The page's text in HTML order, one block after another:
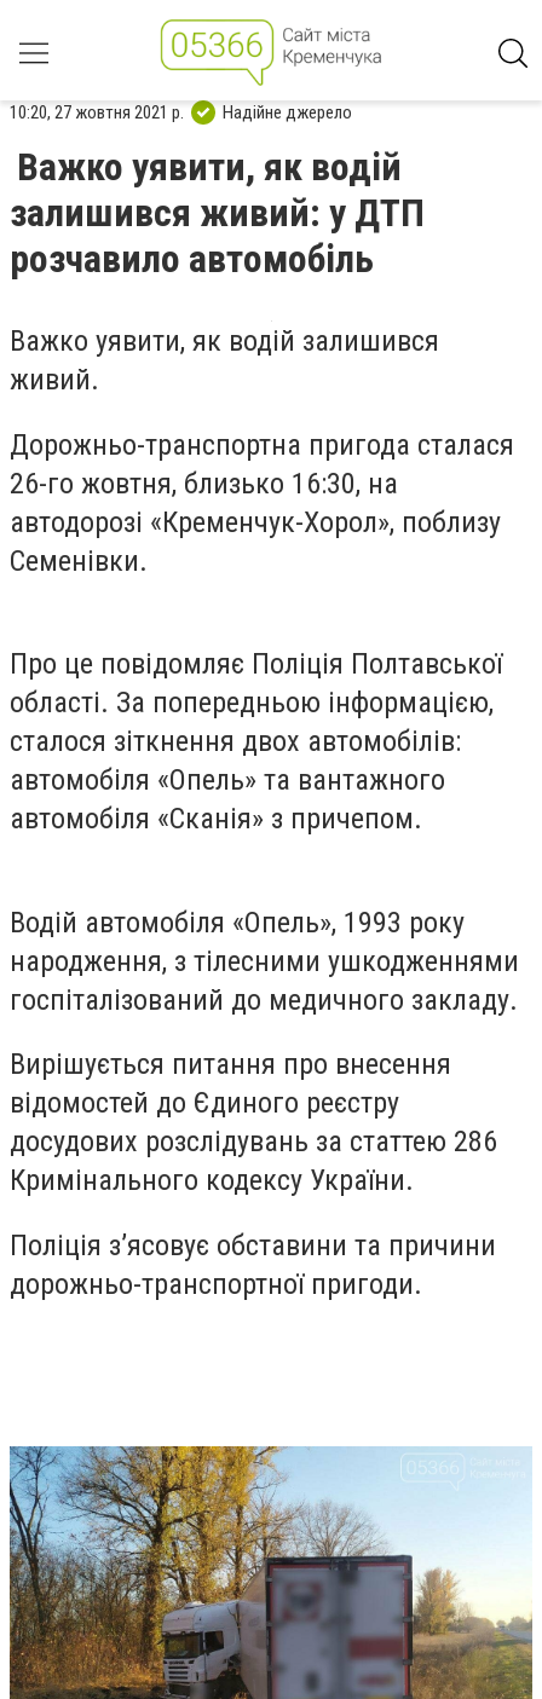
10:20, 27 жовтня 2021 р. Надійне джерело
Важко уявити, як водій
залишився живий: у ДТП
розчавило автомобіль
Важко уявити, як водій залишився
живий.
Дорожньо-транспортна пригода сталася
26-го жовтня, близько 16:30, на
автодорозі «Кременчук-Хорол», поблизу
Семенівки.
Про це повідомляє Поліція Полтавської
області. За попередньою інформацією,
сталося зіткнення двох автомобілів:
автомобіля «Опель» та вантажного
автомобіля «Сканія» з причепом.
Водій автомобіля «Опель», 1993 року
народження, з тілесними ушкодженнями
госпіталізований до медичного закладу.
Вирішується питання про внесення
відомостей до Єдиного реєстру
досудових розслідувань за статтею 286
Кримінального кодексу України.
Поліція з’ясовує обставини та причини
дорожньо-транспортної пригоди.